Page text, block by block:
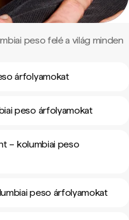
peso felé a világ minden
árfolyamokat
peso árfolyamokat
– kolumbiai peso
peso árfolyamokat